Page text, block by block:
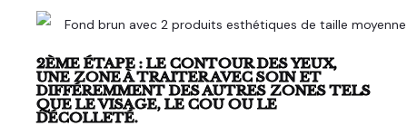
2ÈME ÉTAPE : LE CONTOUR DES YEUX,
UNE ZONE À TRAITER AVEC SOIN ET
DIFFÉREMMENT DES AUTRES ZONES TELS
QUE LE VISAGE, LE COU OU LE
DÉCOLLETÉ.